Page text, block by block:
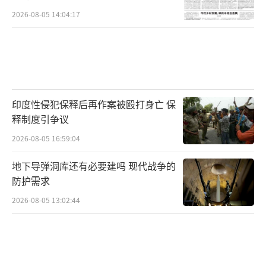
政治与媒体关系带来新的冲击，也对社会安全
提出了严峻挑战。要从根本上解决此类问题，
需要美国社会各界共同努力，弥合分歧，加强
枪支管控，完善安保体系，营造理性包容的政
治氛围。唯有如此，才能避免枪声再次响起，
让白宫记者晚宴回归其原本的意义，成为促进
理解与沟通的平台。
（责任编辑：卢其龙 CM0882）
2026-08-05 14:04:17
印度性侵犯保释后再作案被殴打身亡 保
释制度引争议
2026-08-05 16:59:04
地下导弹洞库还有必要建吗 现代战争的
防护需求
2026-08-05 13:02:44